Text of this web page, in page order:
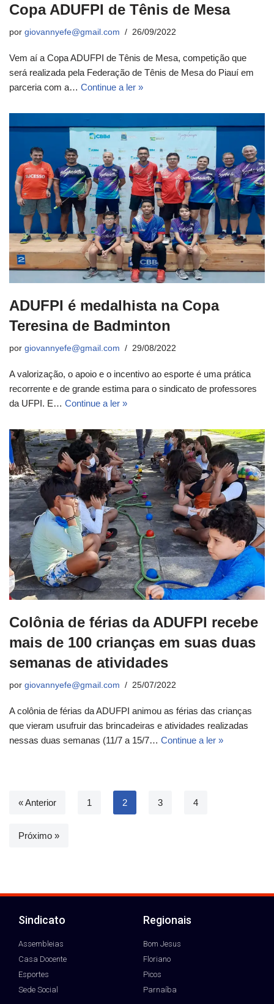
Copa ADUFPI de Tênis de Mesa
por giovannyefe@gmail.com 26/09/2022
Vem aí a Copa ADUFPI de Tênis de Mesa, competição que
será realizada pela Federação de Tênis de Mesa do Piauí em
parceria com a… Continue a ler »
ADUFPI é medalhista na Copa
Teresina de Badminton
por giovannyefe@gmail.com 29/08/2022
A valorização, o apoio e o incentivo ao esporte é uma prática
recorrente e de grande estima para o sindicato de professores
da UFPI. E… Continue a ler »
Colônia de férias da ADUFPI recebe
mais de 100 crianças em suas duas
semanas de atividades
por giovannyefe@gmail.com 25/07/2022
A colônia de férias da ADUFPI animou as férias das crianças
que vieram usufruir das brincadeiras e atividades realizadas
nessas duas semanas (11/7 a 15/7… Continue a ler »
« Anterior 1 2 3 4
Próximo »
Sindicato
Assembleias
Casa Docente
Esportes
Sede Social
Regionais
Bom Jesus
Floriano
Picos
Parnaíba